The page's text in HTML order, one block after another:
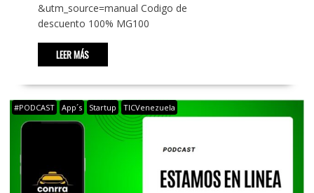
&utm_source=manual Codigo de
descuento 100% MG100
LEER MÁS
#PODCAST App´s Startup TICVenezuela